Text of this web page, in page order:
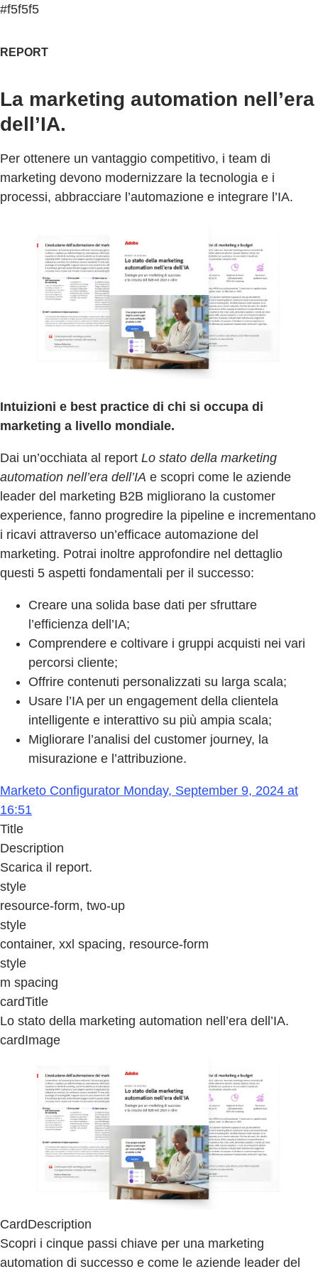
#f5f5f5
REPORT
La marketing automation nell’era
dell’IA.
Per ottenere un vantaggio competitivo, i team di
marketing devono modernizzare la tecnologia e i
processi, abbracciare l’automazione e integrare l’IA.
Intuizioni e best practice di chi si occupa di
marketing a livello mondiale.
Dai un’occhiata al report Lo stato della marketing
automation nell’era dell’IA e scopri come le aziende
leader del marketing B2B migliorano la customer
experience, fanno progredire la pipeline e incrementano
i ricavi attraverso un’efficace automazione del
marketing. Potrai inoltre approfondire nel dettaglio
questi 5 aspetti fondamentali per il successo:
Creare una solida base dati per sfruttare
l’efficienza dell’IA;
Comprendere e coltivare i gruppi acquisti nei vari
percorsi cliente;
Offrire contenuti personalizzati su larga scala;
Usare l’IA per un engagement della clientela
intelligente e interattivo su più ampia scala;
Migliorare l’analisi del customer journey, la
misurazione e l’attribuzione.
Marketo Configurator Monday, September 9, 2024 at
16:51
Title
Description
Scarica il report.
style
resource-form, two-up
style
container, xxl spacing, resource-form
style
m spacing
cardTitle
Lo stato della marketing automation nell’era dell’IA.
cardImage
CardDescription
Scopri i cinque passi chiave per una marketing
automation di successo e come le aziende leader del